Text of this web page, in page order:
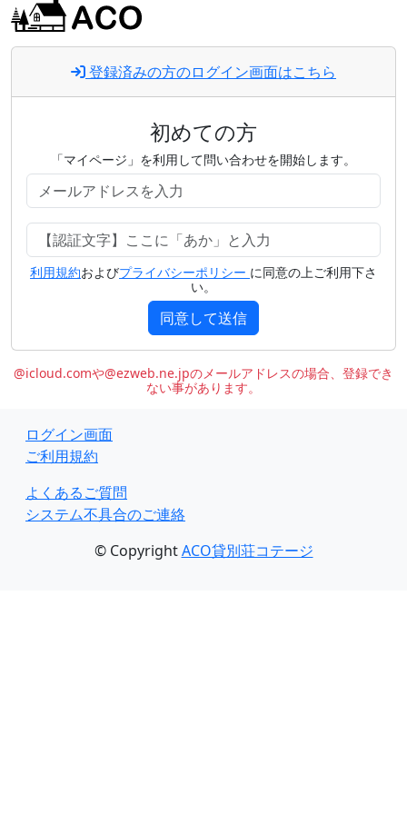
登録済みの方のログイン画面はこちら
初めての方
「マイページ」を利用して問い合わせを開始します。
利用規約およびプライバシーポリシー に同意の上ご利用下さ
い。
同意して送信
@icloud.comや@ezweb.ne.jpのメールアドレスの場合、登録でき
ない事があります。
ログイン画面
ご利用規約
よくあるご質問
システム不具合のご連絡
© CopyrightACO貸別荘コテージ